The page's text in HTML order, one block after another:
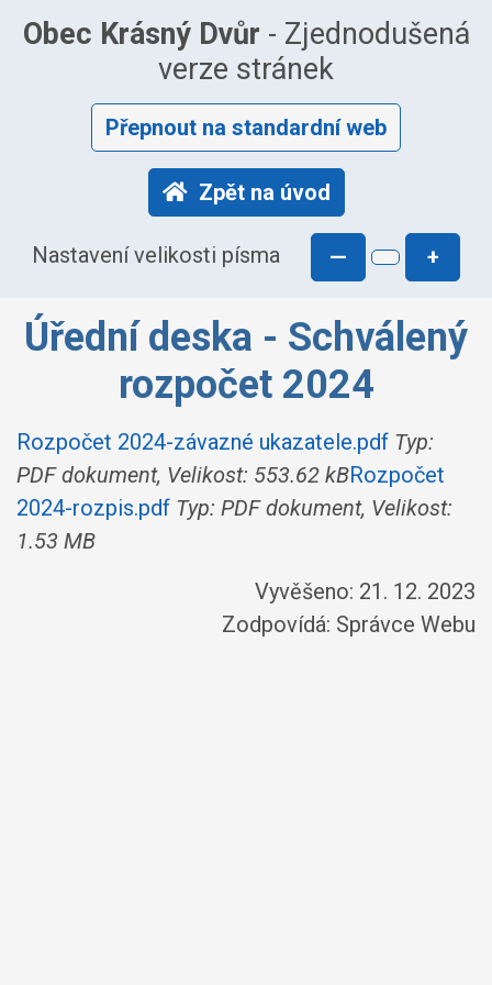
Obec Krásný Dvůr - Zjednodušená
verze stránek
Přepnout na standardní web
Zpět na úvod
Nastavení velikosti písma — +
Úřední deska - Schválený
rozpočet 2024
Rozpočet 2024-závazné ukazatele.pdf Typ:
PDF dokument, Velikost: 553.62 kBRozpočet
2024-rozpis.pdf Typ: PDF dokument, Velikost:
1.53 MB
Vyvěšeno: 21. 12. 2023
Zodpovídá: Správce Webu